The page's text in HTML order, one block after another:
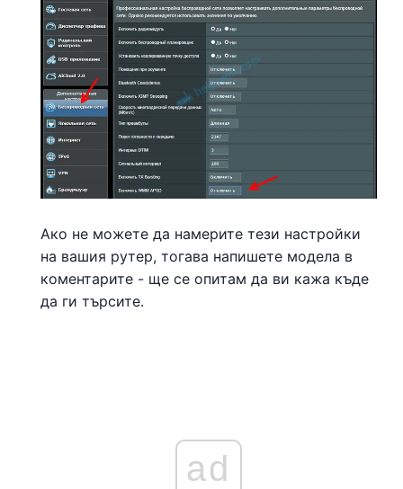
Ако не можете да намерите тези настройки
на вашия рутер, тогава напишете модела в
коментарите - ще се опитам да ви кажа къде
да ги търсите.
ad